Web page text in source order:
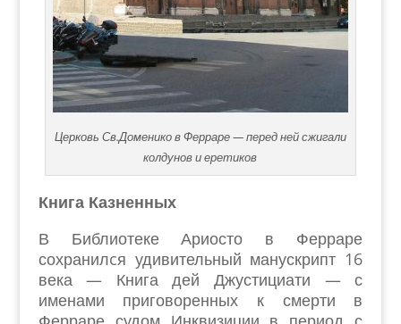
Церковь Св.Доменико в Ферраре — перед ней сжигали
колдунов и еретиков
Книга Казненных
В Библиотеке Ариосто в Ферраре
сохранилcя удивительный манускрипт 16
века — Книга дей Джустициати — с
именами приговоренных к смерти в